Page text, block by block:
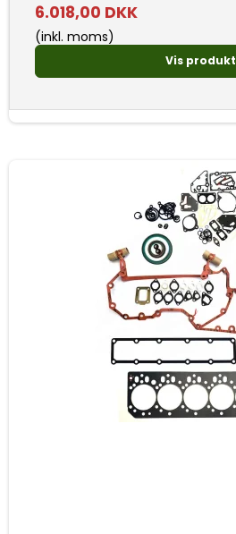
6.018,00 DKK
(inkl. moms)
Vis produkt